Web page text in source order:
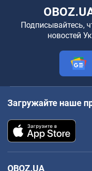
Подписывайтесь,
новостей
Загружайте наше
OBOZ.UA